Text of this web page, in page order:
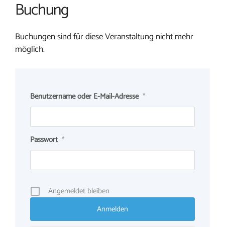
Buchung
Buchungen sind für diese Veranstaltung nicht mehr
möglich.
Benutzername oder E-Mail-Adresse *
Passwort *
Angemeldet bleiben